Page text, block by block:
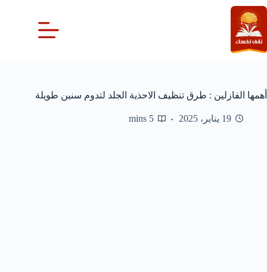
التجاوز
إلى
المحتوى
أهمها الفازلين : طرق تنظيف الاحذية الجلد لتدوم سنين طويلة
19 يناير، 2025 5 mins